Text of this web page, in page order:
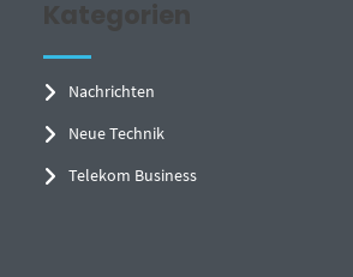
Kategorien
Nachrichten
Neue Technik
Telekom Business